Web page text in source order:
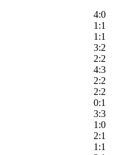
4:0
1:1
1:1
3:2
2:2
4:3
2:2
2:2
0:1
3:3
1:0
2:1
1:1